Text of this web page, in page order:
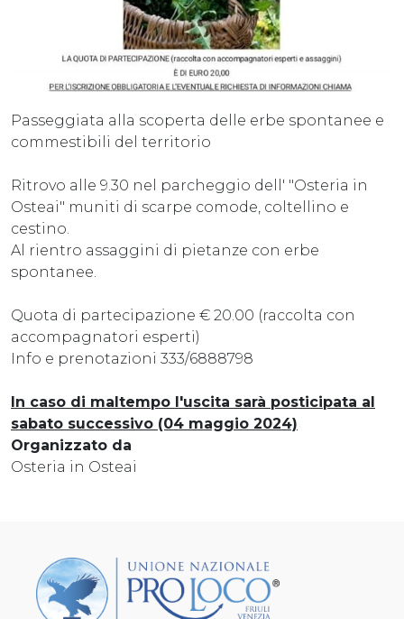
Passeggiata alla scoperta delle erbe spontanee e
commestibili del territorio
Ritrovo alle 9.30 nel parcheggio dell' "Osteria in
Osteai" muniti di scarpe comode, coltellino e
cestino.
Al rientro assaggini di pietanze con erbe
spontanee.
Quota di partecipazione € 20.00 (raccolta con
accompagnatori esperti)
Info e prenotazioni 333/6888798
In caso di maltempo l'uscita sarà posticipata al
sabato successivo (04 maggio 2024)
Organizzato da
Osteria in Osteai